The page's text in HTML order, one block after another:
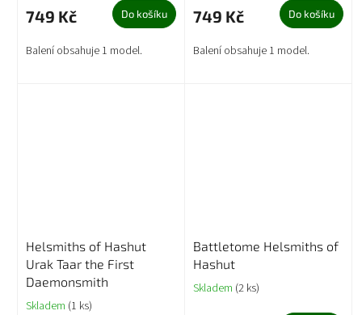
749 Kč Do košíku
Balení obsahuje 1 model.
749 Kč Do košíku
Balení obsahuje 1 model.
Helsmiths of Hashut
Urak Taar the First
Daemonsmith
Skladem (1 ks)
Battletome Helsmiths of
Hashut
Skladem (2 ks)